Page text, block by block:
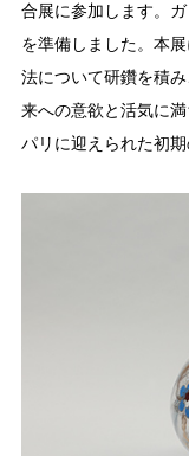
合展に参加します。
を準備しました。本
法について研鑽を積
来への意欲と活気に
パリに迎えられた初